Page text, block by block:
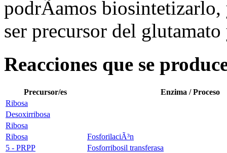
podrÃ­amos biosintetizarlo,
ser precursor del
Reacciones que se
Precursor/es
Enzima / Proceso
Ribosa
Desoxirribosa
Ribosa
Ribosa
FosforilaciÃ³n
5 - PRPP
Fosforribosil transferasa